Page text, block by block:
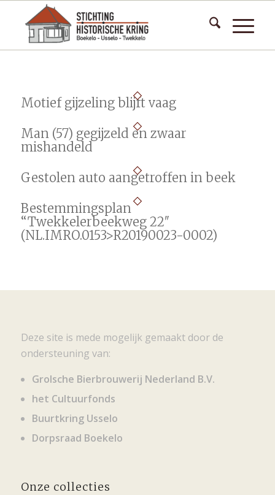
Motief gijzeling blijft vaag
Man (57) gegijzeld en zwaar
mishandeld
Gestolen auto aangetroffen in beek
Bestemmingsplan
“Twekkelerbeekweg 22″
(NL.IMRO.0153>R20190023-0002)
Deze site is mede mogelijk gemaakt door de
ondersteuning van:
Grolsche Bierbrouwerij Nederland B.V.
het Cultuurfonds
Buurtkring Usselo
Dorpsraad Boekelo
Onze collecties